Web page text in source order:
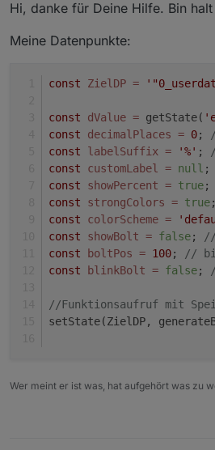
Hi, danke für Deine Hilfe. Bin
Meine Datenpunkte:
const ZielDP =
const dValue = getState(
const
decimalPlaces = 0;
const
labelSuffix = '%' ;
const
customLabel = null ;
const
showPercent = true;
const
strongColors = true
const
colorScheme =
const
showBolt = false;
const
boltPos = 100;
//
const
blinkBolt = false;
//Funktionsaufruf mit
setState(ZielDP,
Wer meint er ist was, hat aufgehört was zu